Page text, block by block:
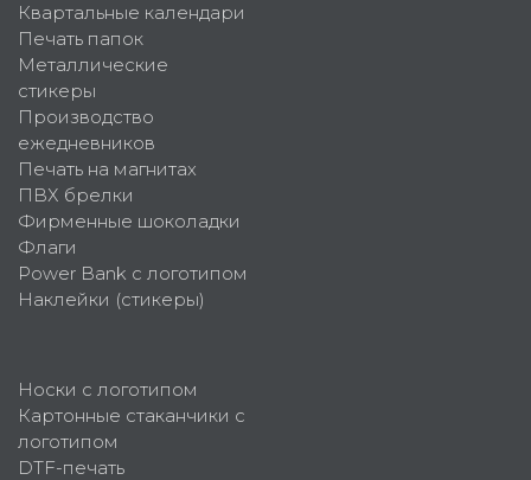
Квартальные календари
Печать папок
Металлические
стикеры
Производство
ежедневников
Печать на магнитах
ПВХ брелки
Фирменные шоколадки
Флаги
Power Bank с логотипом
Наклейки (стикеры)
Носки с логотипом
Картонные стаканчики с
логотипом
DTF-печать